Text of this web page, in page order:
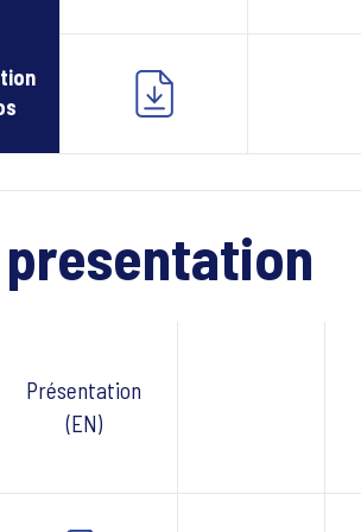
presentation
Présentation
(EN)